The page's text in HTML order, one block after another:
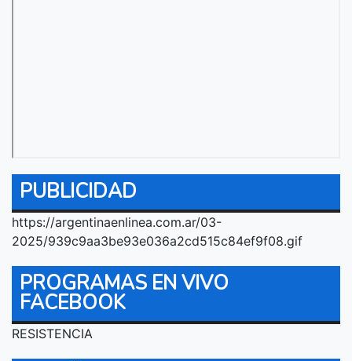
PUBLICIDAD
https://argentinaenlinea.com.ar/03-
2025/939c9aa3be93e036a2cd515c84ef9f08.gif
PROGRAMAS EN VIVO
FACEBOOK
RESISTENCIA